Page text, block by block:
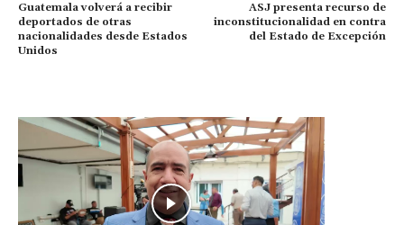
Guatemala volverá a recibir
deportados de otras
nacionalidades desde Estados
Unidos
ASJ presenta recurso de
inconstitucionalidad en contra
del Estado de Excepción